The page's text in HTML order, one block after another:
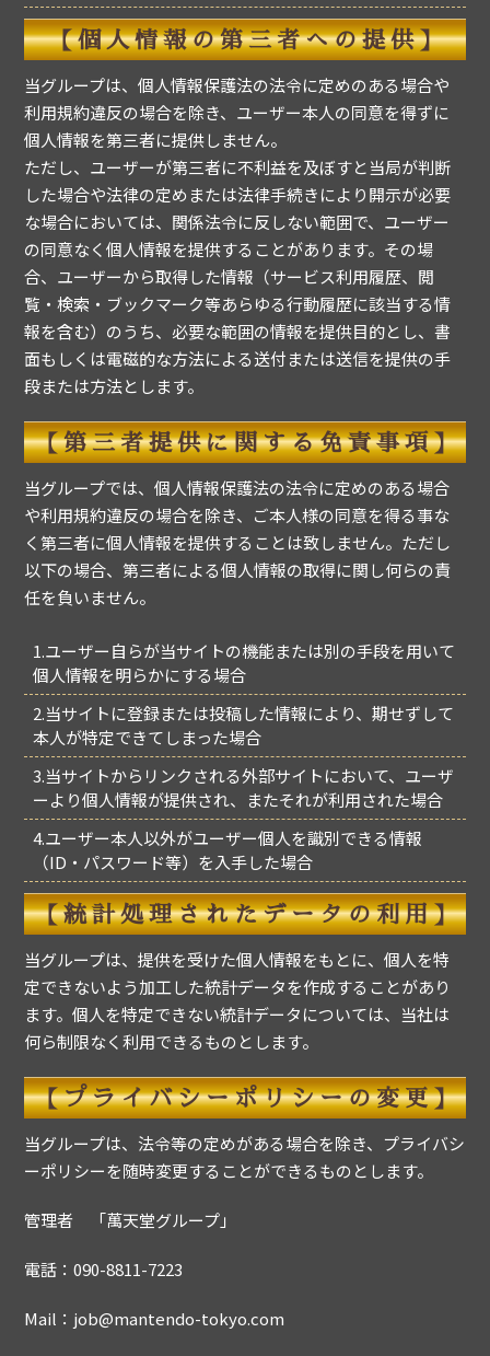
【個人情報の第三者への提供】
当グループは、個人情報保護法の法令に定めのある場合や
利用規約違反の場合を除き、ユーザー本人の同意を得ずに
個人情報を第三者に提供しません。
ただし、ユーザーが第三者に不利益を及ぼすと当局が判断
した場合や法律の定めまたは法律手続きにより開示が必要
な場合においては、関係法令に反しない範囲で、ユーザー
の同意なく個人情報を提供することがあります。その場
合、ユーザーから取得した情報（サービス利用履歴、閲
覧・検索・ブックマーク等あらゆる行動履歴に該当する情
報を含む）のうち、必要な範囲の情報を提供目的とし、書
面もしくは電磁的な方法による送付または送信を提供の手
段または方法とします。
【第三者提供に関する免責事項】
当グループでは、個人情報保護法の法令に定めのある場合
や利用規約違反の場合を除き、ご本人様の同意を得る事な
く第三者に個人情報を提供することは致しません。ただし
以下の場合、第三者による個人情報の取得に関し何らの責
任を負いません。
1.ユーザー自らが当サイトの機能または別の手段を用いて
個人情報を明らかにする場合
2.当サイトに登録または投稿した情報により、期せずして
本人が特定できてしまった場合
3.当サイトからリンクされる外部サイトにおいて、ユーザ
ーより個人情報が提供され、またそれが利用された場合
4.ユーザー本人以外がユーザー個人を識別できる情報
（ID・パスワード等）を入手した場合
【統計処理されたデータの利用】
当グループは、提供を受けた個人情報をもとに、個人を特
定できないよう加工した統計データを作成することがあり
ます。個人を特定できない統計データについては、当社は
何ら制限なく利用できるものとします。
【プライバシーポリシーの変更】
当グループは、法令等の定めがある場合を除き、プライバシ
ーポリシーを随時変更することができるものとします。
管理者 「萬天堂グループ」
電話：090-8811-7223
Mail：job@mantendo-tokyo.com